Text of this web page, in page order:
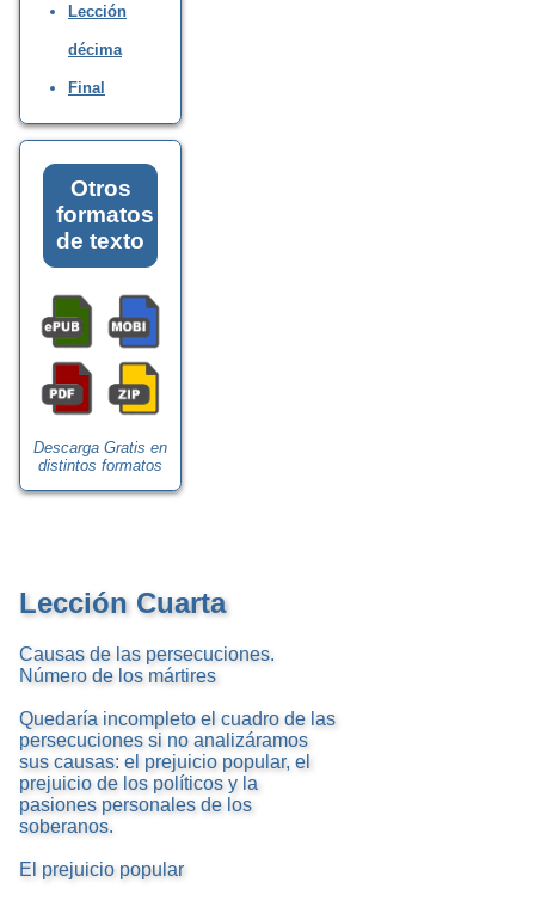
Lección
décima
Final
Otros
formatos
de texto
Descarga Gratis en
distintos formatos
Lección Cuarta
Causas de las persecuciones.
Número de los mártires
Quedaría incompleto el cuadro de las
persecuciones si no analizáramos
sus causas: el prejuicio popular, el
prejuicio de los políticos y la
pasiones personales de los
soberanos.
El prejuicio popular